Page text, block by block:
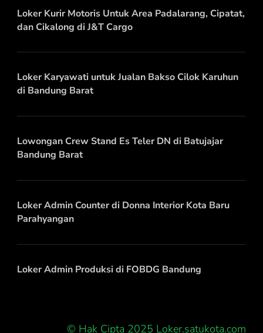
Loker Kurir Motoris Untuk Area Padalarang, Cipatat,
dan Cikalong di J&T Cargo
Loker Karyawati untuk Jualan Bakso Cilok Karuhun
di Bandung Barat
Lowongan Crew Stand Es Teler DN di Batujajar
Bandung Barat
Loker Admin Counter di Donna Interior Kota Baru
Parahyangan
Loker Admin Produksi di FOBDG Bandung
© Hak Cipta 2025 Loker.satukota.com